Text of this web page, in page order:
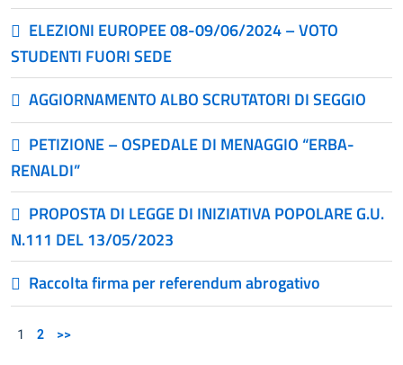
ELEZIONI EUROPEE 08-09/06/2024 – VOTO
STUDENTI FUORI SEDE
AGGIORNAMENTO ALBO SCRUTATORI DI SEGGIO
PETIZIONE – OSPEDALE DI MENAGGIO “ERBA-
RENALDI”
PROPOSTA DI LEGGE DI INIZIATIVA POPOLARE G.U.
N.111 DEL 13/05/2023
Raccolta firma per referendum abrogativo
1 2 >>